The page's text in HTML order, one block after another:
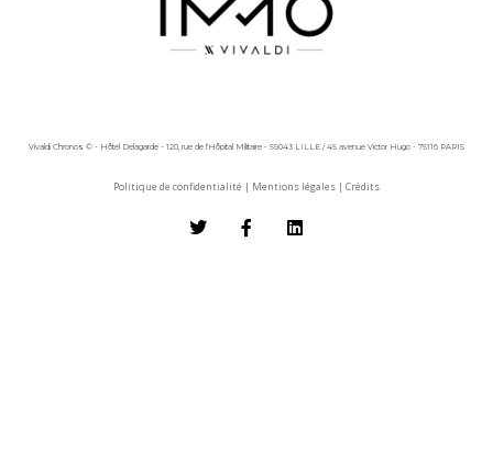
Vivaldi Chronos © - Hôtel Delagarde - 120, rue de l'Hôpital Militaire - 59043 LILLE / 45 avenue Victor Hugo - 75116 PARIS
Politique de confidentialité | Mentions légales | Crédits